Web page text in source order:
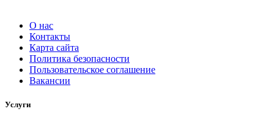
О нас
Контакты
Карта сайта
Политика безопасности
Пользовательское соглашение
Вакансии
Услуги